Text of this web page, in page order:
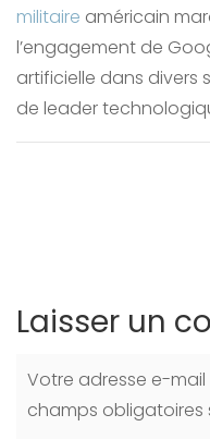
militaire américain
l’engagement de
artificielle dans divers
de leader
Laisser un
Votre adresse e-
champs obligatoires